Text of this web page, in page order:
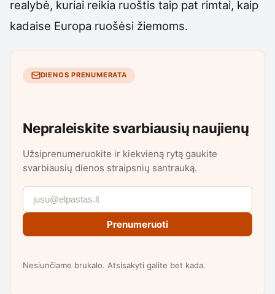
realybė, kuriai reikia ruoštis taip pat rimtai, kaip
kadaise Europa ruošėsi žiemoms.
DIENOS PRENUMERATA
Nepraleiskite svarbiausių naujienų
Užsiprenumeruokite ir kiekvieną rytą gaukite
svarbiausių dienos straipsnių santrauką.
Prenumeruoti
Nesiunčiame brukalo. Atsisakyti galite bet kada.